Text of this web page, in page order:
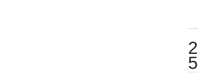
2
5